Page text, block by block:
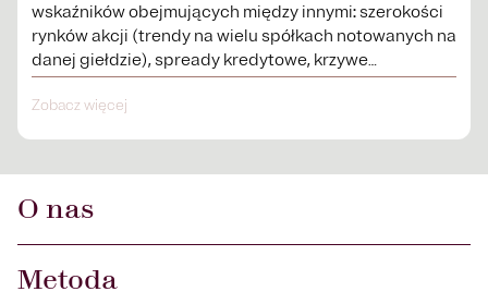
wskaźników obejmujących między innymi: szerokości
rynków akcji (trendy na wielu spółkach notowanych na
danej giełdzie), spready kredytowe, krzywe
procentowe.
Zobacz więcej
O nas
Metoda